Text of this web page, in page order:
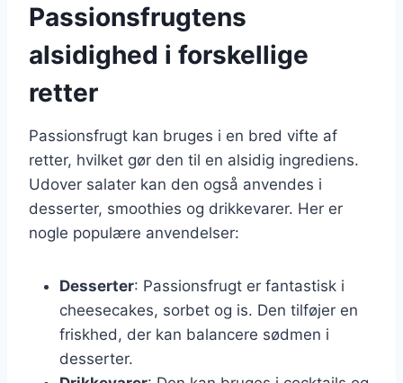
Passionsfrugtens
alsidighed i forskellige
retter
Passionsfrugt kan bruges i en bred vifte af
retter, hvilket gør den til en alsidig ingrediens.
Udover salater kan den også anvendes i
desserter, smoothies og drikkevarer. Her er
nogle populære anvendelser:
Desserter: Passionsfrugt er fantastisk i
cheesecakes, sorbet og is. Den tilføjer en
friskhed, der kan balancere sødmen i
desserter.